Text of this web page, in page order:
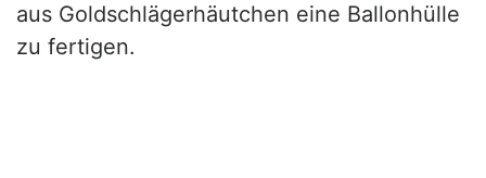
aus Goldschlägerhäutchen eine Ballonhülle
zu fertigen.